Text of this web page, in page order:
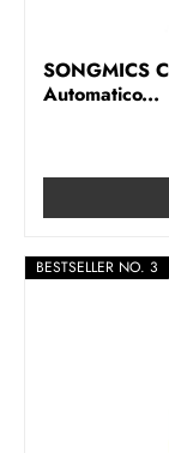
SONGMICS
Automatico...
BESTSELLER NO. 3